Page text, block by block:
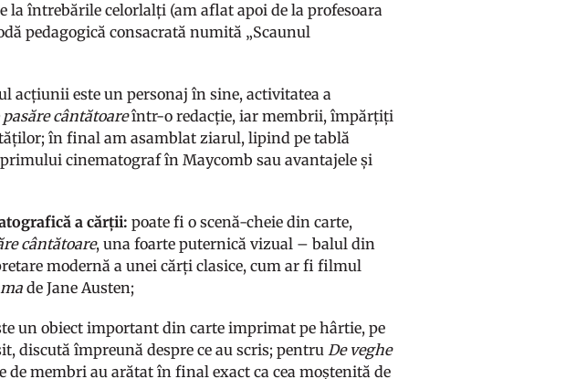
întrebările celorlalți (am aflat apoi de la profesoara
pedagogică consacrată numită „Scaunul
acțiunii este un personaj în sine, activitatea a
cântătoareîntr-o redacție, iar membrii, împărțiți
în final am asamblat ziarul, lipind pe tablă
cinematograf în Maycomb sau avantajele și
a cărții: poate fi o scenă-cheie din carte,
cântătoare, una foarte puternică vizual – balul din
modernă a unei cărți clasice, cum ar fi filmul
de Jane Austen;
un obiect important din carte imprimat pe hârtie, pe
discută împreună despre ce au scris; pentruDe veghe
de membri au arătat în final exact ca cea moștenită de